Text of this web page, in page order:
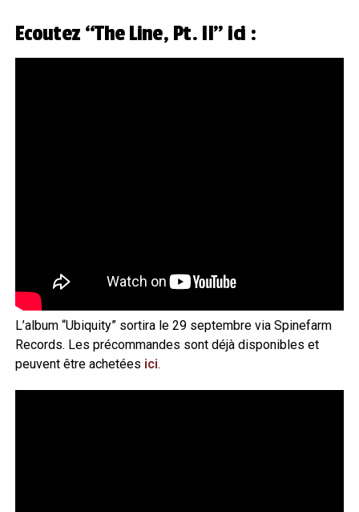
Ecoutez “The Line, Pt. II” ici :
L’album “Ubiquity” sortira le 29 septembre via Spinefarm
Records. Les précommandes sont déjà disponibles et
peuvent être achetées ici.